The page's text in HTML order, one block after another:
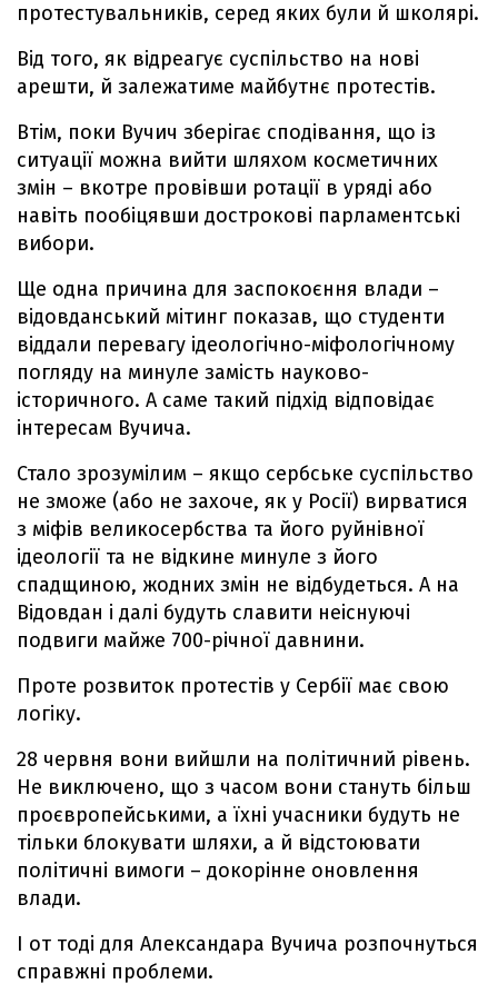
протестувальників, серед яких були й школярі.
Від того, як відреагує суспільство на нові
арешти, й залежатиме майбутнє протестів.
Втім, поки Вучич зберігає сподівання, що із
ситуації можна вийти шляхом косметичних
змін – вкотре провівши ротації в уряді або
навіть пообіцявши дострокові парламентські
вибори.
Ще одна причина для заспокоєння влади –
відовданський мітинг показав, що студенти
віддали перевагу ідеологічно-міфологічному
погляду на минуле замість науково-
історичного. А саме такий підхід відповідає
інтересам Вучича.
Стало зрозумілим – якщо сербське суспільство
не зможе (або не захоче, як у Росії) вирватися
з міфів великосербства та його руйнівної
ідеології та не відкине минуле з його
спадщиною, жодних змін не відбудеться. А на
Відовдан і далі будуть славити неіснуючі
подвиги майже 700-річної давнини.
Проте розвиток протестів у Сербії має свою
логіку.
28 червня вони вийшли на політичний рівень.
Не виключено, що з часом вони стануть більш
проєвропейськими, а їхні учасники будуть не
тільки блокувати шляхи, а й відстоювати
політичні вимоги – докорінне оновлення
влади.
І от тоді для Александара Вучича розпочнуться
справжні проблеми.